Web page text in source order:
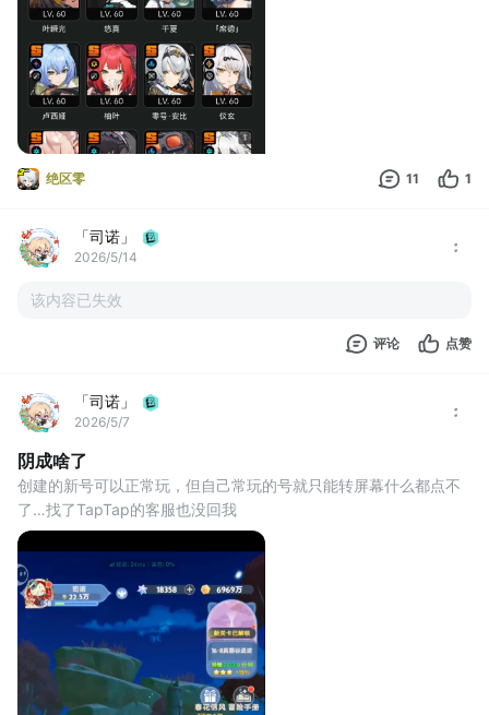
绝区零 11 1
「司诺」
2026/5/14
该内容已失效
评论 点赞
「司诺」
2026/5/7
阴成啥了
创建的新号可以正常玩，但自己常玩的号就只能转屏幕什么都点不
了…找了TapTap的客服也没回我